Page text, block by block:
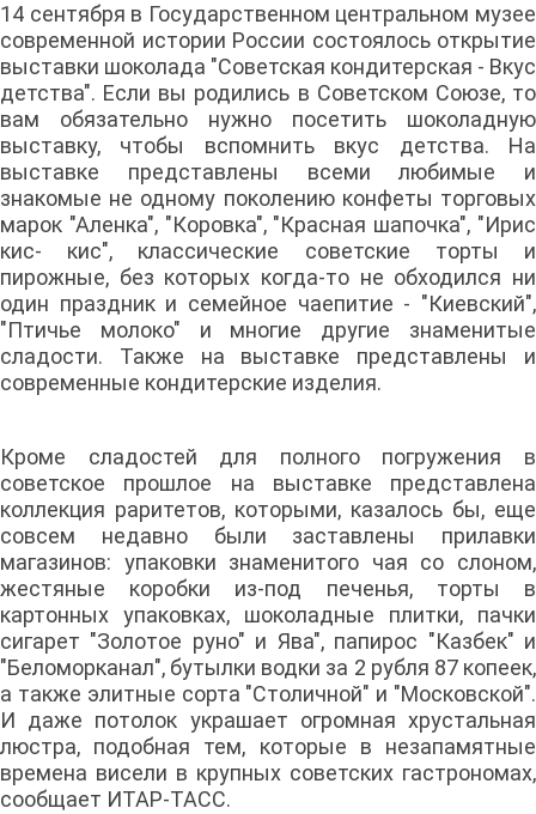
14 сентября в Государственном центральном музее
современной истории России состоялось открытие
выставки шоколада "Советская кондитерская - Вкус
детства". Если вы родились в Советском Союзе, то
вам обязательно нужно посетить шоколадную
выставку, чтобы вспомнить вкус детства. На
выставке представлены всеми любимые и
знакомые не одному поколению конфеты торговых
марок "Аленка", "Коровка", "Красная шапочка", "Ирис
кис- кис", классические советские торты и
пирожные, без которых когда-то не обходился ни
один праздник и семейное чаепитие - "Киевский",
"Птичье молоко" и многие другие знаменитые
сладости. Также на выставке представлены и
современные кондитерские изделия.
Кроме сладостей для полного погружения в
советское прошлое на выставке представлена
коллекция раритетов, которыми, казалось бы, еще
совсем недавно были заставлены прилавки
магазинов: упаковки знаменитого чая со слоном,
жестяные коробки из-под печенья, торты в
картонных упаковках, шоколадные плитки, пачки
сигарет "Золотое руно" и Ява", папирос "Казбек" и
"Беломорканал", бутылки водки за 2 рубля 87 копеек,
а также элитные сорта "Столичной" и "Московской".
И даже потолок украшает огромная хрустальная
люстра, подобная тем, которые в незапамятные
времена висели в крупных советских гастрономах,
сообщает ИТАР-ТАСС.